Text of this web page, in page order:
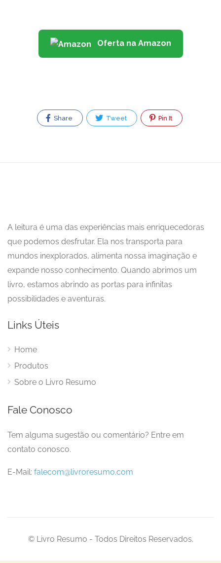
Oferta na Amazon
Share Tweet Pin It
A leitura é uma das experiências mais enriquecedoras
que podemos desfrutar. Ela nos transporta para
mundos inexplorados, alimenta nossa imaginação e
expande nosso conhecimento. Quando abrimos um
livro, estamos abrindo as portas para infinitas
possibilidades e aventuras.
Links Úteis
Home
Produtos
Sobre o Livro Resumo
Fale Conosco
Tem alguma sugestão ou comentário? Entre em
contato conosco.
E-Mail: falecom@livroresumo.com
© Livro Resumo - Todos Direitos Reservados.